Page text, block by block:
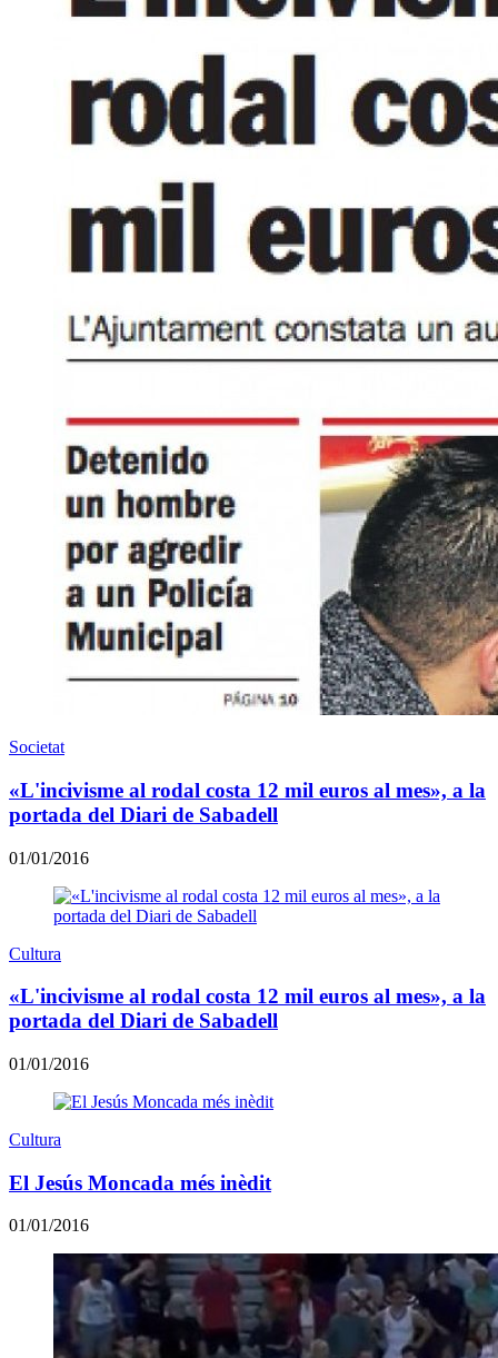
Societat
«L'incivisme al rodal costa 12 mil euros al mes», a la
portada del Diari de Sabadell
01/01/2016
Cultura
«L'incivisme al rodal costa 12 mil euros al mes», a la
portada del Diari de Sabadell
01/01/2016
Cultura
El Jesús Moncada més inèdit
01/01/2016